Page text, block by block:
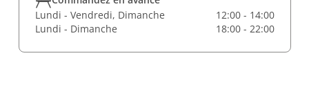
Lundi - Vendredi, Dimanche
12:00 - 14:00
Lundi - Dimanche
18:00 - 22:00